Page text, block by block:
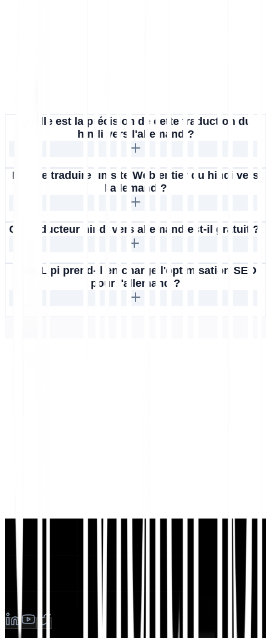
Quelle est la précision de cette traduction du
hindi vers l'allemand ?
Puis-je traduire un site Web entier du hindi vers
l'allemand ?
Ce traducteur hindi vers allemand est-il gratuit ?
MultiLipi prend-il en charge l'optimisation SEO
pour l'allemand ?